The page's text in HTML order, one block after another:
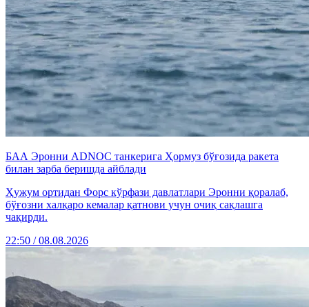
БАА Эронни ADNOC танкерига Ҳормуз бўғозида ракета
билан зарба беришда айблади
Ҳужум ортидан Форс кўрфази давлатлари Эронни қоралаб,
бўғозни халқаро кемалар қатнови учун очиқ сақлашга
чақирди.
22:50 / 08.08.2026